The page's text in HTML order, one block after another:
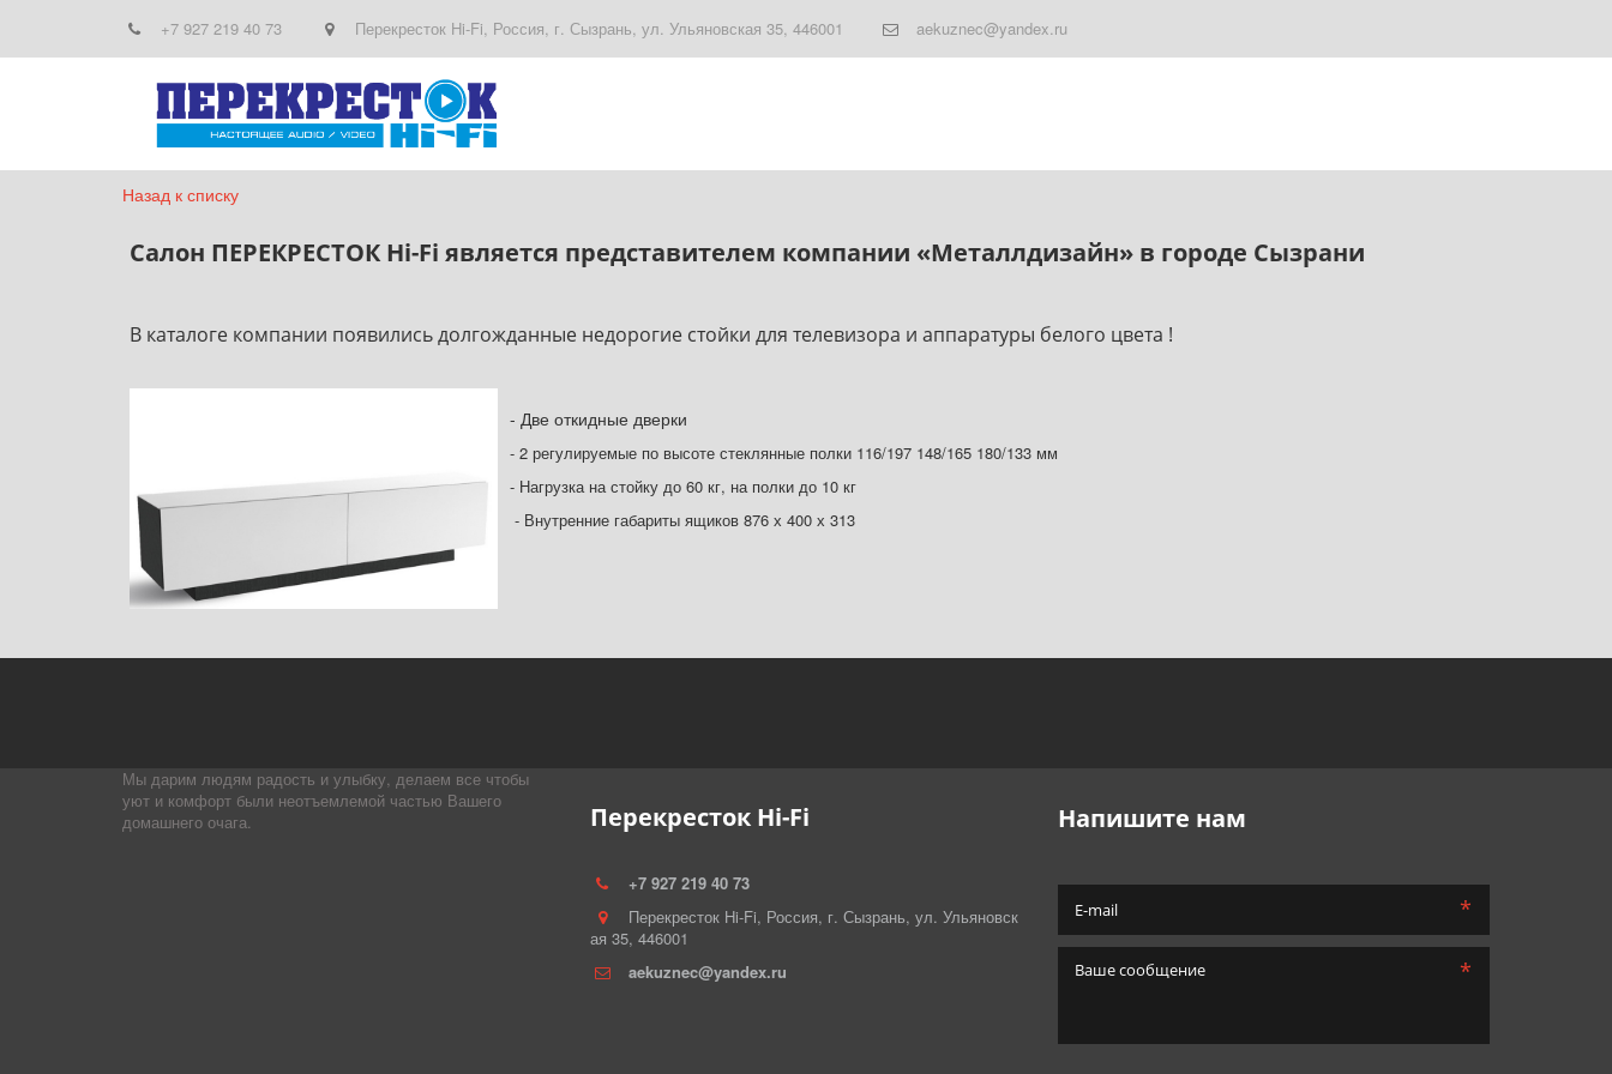
+7 927 219 40 73 Перекресток Hi-Fi, Россия, г. Сызрань, ул. Ульяновская 35, 446001 aekuznec@yandex.ru
Назад к списку
Салон ПЕРЕКРЕСТОК Hi-Fi является представителем компании «Металлдизайн» в городе Сызрани
В каталоге компании появились долгожданные недорогие стойки для телевизора и аппаратуры белого цвета !
- Две откидные дверки
- 2 регулируемые по высоте стеклянные полки 116/197 148/165 180/133 мм
- Нагрузка на стойку до 60 кг, на полки до 10 кг
- Внутренние габариты ящиков 876 х 400 х 313
Мы дарим людям радость и улыбку, делаем все чтобы
уют и комфорт были неотъемлемой частью Вашего
домашнего очага.
Перекресток Hi-Fi
+7 927 219 40 73
Перекресток Hi-Fi, Россия, г. Сызрань, ул. Ульяновск
ая 35, 446001
aekuznec@yandex.ru
Напишите нам
*
*